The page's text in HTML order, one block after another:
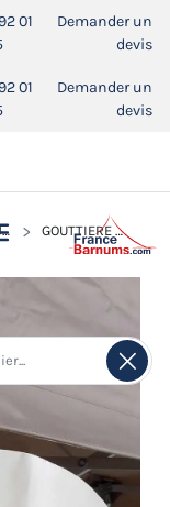
01
Demander un
devis
01
Demander un
devis
GOUTTIÈRE DE 4M EN PVC 580GR/M²